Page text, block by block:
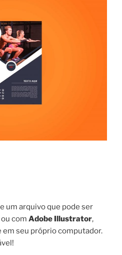
um arquivo que pode ser
ou com Adobe Illustrator,
em seu próprio computador.